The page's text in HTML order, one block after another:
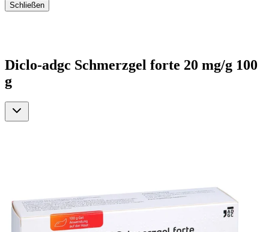
Schließen
Diclo-adgc Schmerzgel forte 20 mg/g 100
g